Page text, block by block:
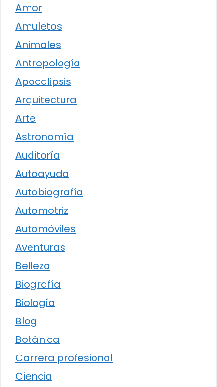
Amor
Amuletos
Animales
Antropología
Apocalipsis
Arquitectura
Arte
Astronomía
Auditoría
Autoayuda
Autobiografía
Automotriz
Automóviles
Aventuras
Belleza
Biografía
Biología
Blog
Botánica
Carrera profesional
Ciencia